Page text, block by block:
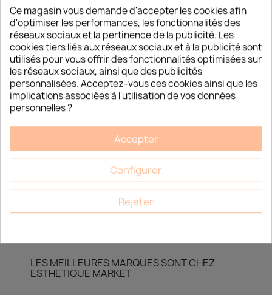
Réf: ESCCB1 En stock
SOLVANT CIRE AU CALENDULA 1L
CONNECTEZ-VOUS POUR VOIR LES PRIX
LES MEILLEURES MARQUES SONT CHEZ
ESTHETIQUE MARKET
Ce magasin vous demande d'accepter les cookies afin
d'optimiser les performances, les fonctionnalités des
réseaux sociaux et la pertinence de la publicité. Les
cookies tiers liés aux réseaux sociaux et à la publicité sont
utilisés pour vous offrir des fonctionnalités optimisées sur
les réseaux sociaux, ainsi que des publicités
personnalisées. Acceptez-vous ces cookies ainsi que les
implications associées à l'utilisation de vos données
personnelles ?
Accepter
Configurer
Rejeter